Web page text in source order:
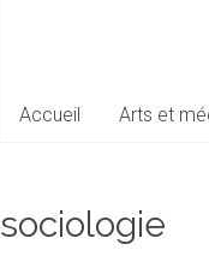
Les
et
Accueil Arts et
sociologie